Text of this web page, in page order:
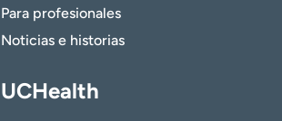
Para profesionales
Noticias e historias
UCHealth